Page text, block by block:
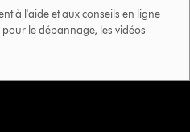
à l'aide et aux conseils en ligne
pour le dépannage, les vidéos